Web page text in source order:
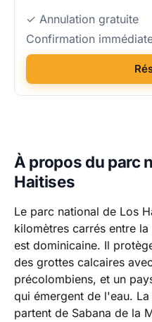
✓ Annulation gratuite
Confirmation
À propos du parc
Haitises
Le parc national de Los
kilomètres carrés entre
est dominicaine. Il
des grottes calcaires
précolombiens, et un
qui émergent de l'eau.
partent de Sabana de la